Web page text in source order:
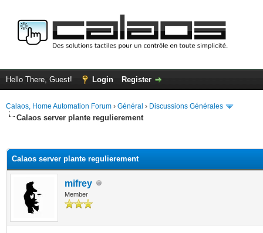
Hello There, Guest! Login Register
Calaos, Home Automation Forum › Général › Discussions Générales
Calaos server plante regulierement
Calaos server plante regulierement
mifrey
Member